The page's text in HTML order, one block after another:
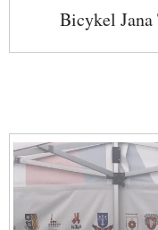
Bicykel Jana